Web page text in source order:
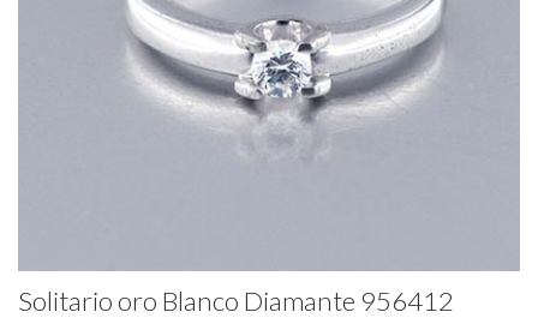
Solitario oro Blanco Diamante 956412